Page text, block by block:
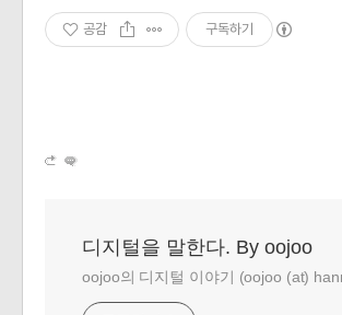
공감 구독하기
디지털을 말한다. By oojoo
oojoo의 디지털 이야기 (oojoo (at)